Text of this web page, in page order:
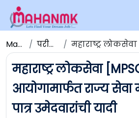
Maha NMK परीक्षेचे निकाल महाराष्ट्र लोकसेवा [MPSC] आयोगामार्फत
महाराष्ट्र लोकसेवा
आयोगामार्फत राज्य सेवा
पात्र उमेदवारांची यादी